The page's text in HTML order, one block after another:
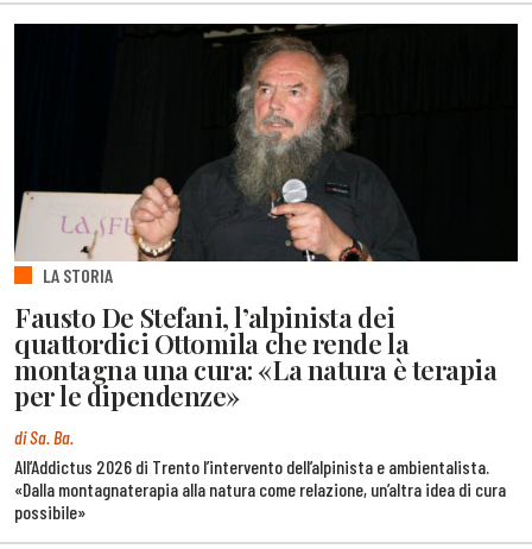
LA STORIA
Fausto De Stefani, l’alpinista dei
quattordici Ottomila che rende la
montagna una cura: «La natura è terapia
per le dipendenze»
di Sa. Ba.
All’Addictus 2026 di Trento l’intervento dell’alpinista e ambientalista.
«Dalla montagnaterapia alla natura come relazione, un’altra idea di cura
possibile»